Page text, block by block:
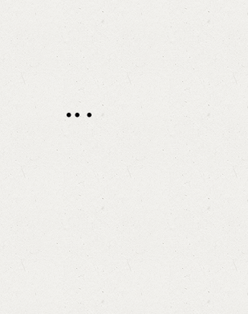
Stockyards
TEXAS
et virtus amore tuo. Placere
qui utuntur hoc productum.
per nos, glorificamus te, et ut